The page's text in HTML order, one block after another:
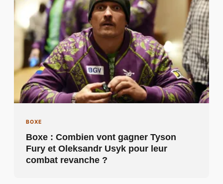
BOXE
Boxe : Combien vont gagner Tyson
Fury et Oleksandr Usyk pour leur
combat revanche ?